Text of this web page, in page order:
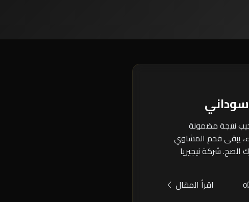
نتيجة مضمونة
يبقى فحم المشاوي
الصح. شركة نيجيريا
0 اقرأ المقال